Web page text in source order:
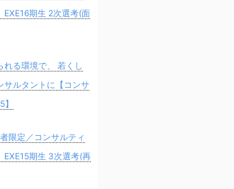
EXE16期生 2次選考(面
れる環境で、 若くし
サルタントに【コンサ
限定／コンサルティ
EXE15期生 3次選考(再